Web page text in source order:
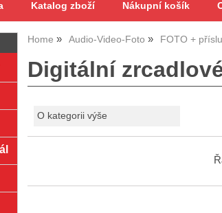
Katalog zboží Nákupní košík
Home Audio-Video-Foto FOTO +
Digitální
O kategorii výše